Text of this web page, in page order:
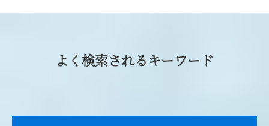
よく検索されるキーワード